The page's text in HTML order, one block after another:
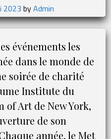
étalon
pour
sa
jument
2023 byAdmin
événements les
dans le monde de
soirée de charité
Institute du
Art de New York,
de son
année, le Met